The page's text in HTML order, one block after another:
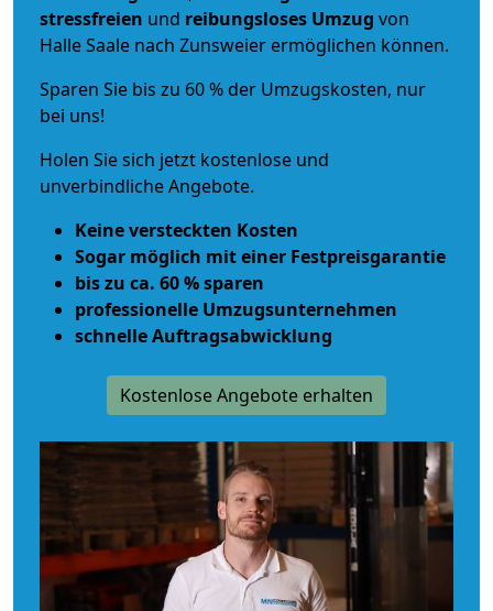
stressfreien und reibungsloses Umzug von
Halle Saale nach Zunsweier ermöglichen können.
Sparen Sie bis zu 60 % der Umzugskosten, nur
bei uns!
Holen Sie sich jetzt kostenlose und
unverbindliche Angebote.
Keine versteckten Kosten
Sogar möglich mit einer Festpreisgarantie
bis zu ca. 60 % sparen
professionelle Umzugsunternehmen
schnelle Auftragsabwicklung
Kostenlose Angebote erhalten